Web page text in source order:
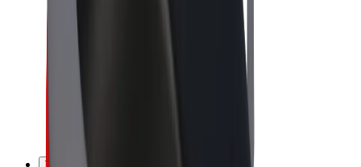
Bolt Food
Bolt Drive
Bolt for Business
Elektrijalgrattad
Bolt Plus